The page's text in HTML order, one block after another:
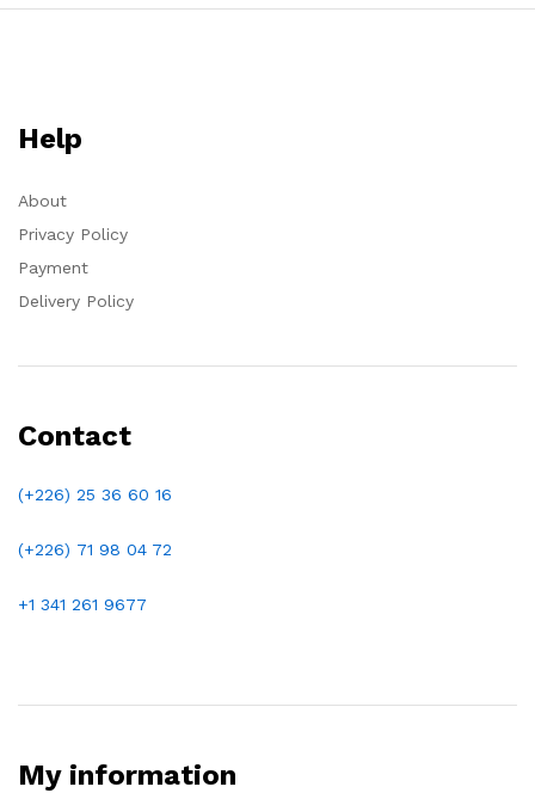
Help
About
Privacy Policy
Payment
Delivery Policy
Contact
(+226) 25 36 60 16
(+226) 71 98 04 72
+1 341 261 9677
My information